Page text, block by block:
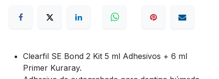
Clearfil SE Bond 2 Kit 5 ml Adhesivos + 6 ml
Primer Kuraray.